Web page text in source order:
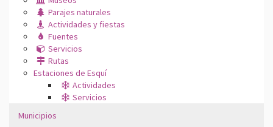
Parajes naturales
Actividades y fiestas
Fuentes
Servicios
Rutas
Estaciones de Esquí
Actividades
Servicios
Municipios